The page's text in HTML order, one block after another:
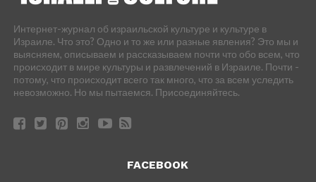
Интернет-журнал об израильской культуре и культуре в
Израиле. Что это? Одно и то же или разные явления? Это мы и
выясняем, описываем и рассказываем почти что обо всем, что
происходит в мире культуры и развлечений в Израиле. Почти -
потому, что происходит всего так много, что за всем уследить
невозможно. Но мы пытаемся. Присоединяйтесь.
FACEBOOK